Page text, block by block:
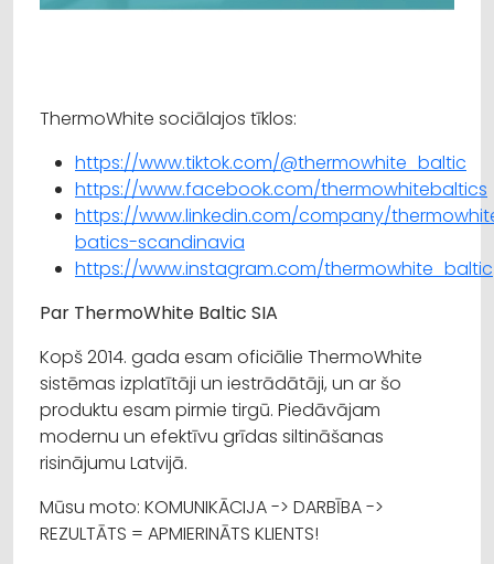
ThermoWhite sociālajos tīklos:
https://www.tiktok.com/@thermowhite_baltic
https://www.facebook.com/thermowhitebaltics
https://www.linkedin.com/company/
batics-scandinavia
https://www.instagram.com/thermowhite_baltic
Par ThermoWhite Baltic SIA
Kopš 2014. gada esam oficiālie ThermoWhite
sistēmas izplatītāji un iestrādātāji, un ar šo
produktu esam pirmie tirgū. Piedāvājam
modernu un efektīvu grīdas siltināšanas
risinājumu Latvijā.
Mūsu moto: KOMUNIKĀCIJA -> DARBĪBA ->
REZULTĀTS = APMIERINĀTS KLIENTS!